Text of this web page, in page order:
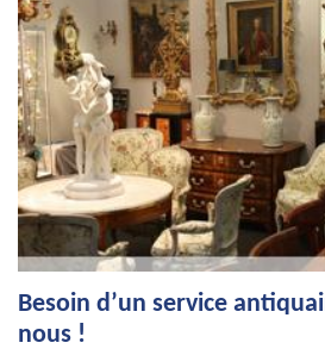
Besoin d’un service
nous !